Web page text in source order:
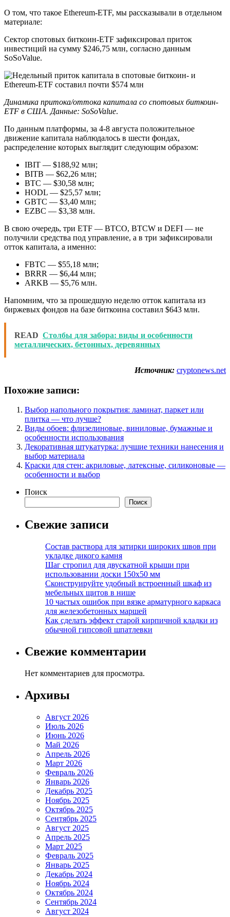
О том, что такое Ethereum-ETF, мы рассказывали в отдельном
материале:
Сектор спотовых биткоин-ETF зафиксировал приток
инвестиций на сумму $246,75 млн, согласно данным
SoSoValue.
Динамика притока/оттока капитала со спотовых биткоин-
ETF в США. Данные: SoSoValue.
По данным платформы, за 4-8 августа положительное
движение капитала наблюдалось в шести фондах,
распределение которых выглядит следующим образом:
IBIT — $188,92 млн;
BITB — $62,26 млн;
BTC — $30,58 млн;
HODL — $25,57 млн;
GBTC — $3,40 млн;
EZBC — $3,38 млн.
В свою очередь, три ETF — BTCO, BTCW и DEFI — не
получили средства под управление, а в три зафиксировали
отток капитала, а именно:
FBTC — $55,18 млн;
BRRR — $6,44 млн;
ARKB — $5,76 млн.
Напомним, что за прошедшую неделю отток капитала из
биржевых фондов на базе биткоина составил $643 млн.
READ Столбы для забора: виды и особенности
металлических, бетонных, деревянных
Источник: cryptonews.net
Похожие записи:
Выбор напольного покрытия: ламинат, паркет или
плитка — что лучше?
Виды обоев: флизелиновые, виниловые, бумажные и
особенности использования
Декоративная штукатурка: лучшие техники нанесения и
выбор материала
Краски для стен: акриловые, латексные, силиконовые —
особенности и выбор
Поиск
Поиск
Свежие записи
Состав раствора для затирки широких швов при
укладке дикого камня
Шаг стропил для двускатной крыши при
использовании доски 150х50 мм
Сконструируйте удобный встроенный шкаф из
мебельных щитов в нише
10 частых ошибок при вязке арматурного каркаса
для железобетонных маршей
Как сделать эффект старой кирпичной кладки из
обычной гипсовой шпатлевки
Свежие комментарии
Нет комментариев для просмотра.
Архивы
Август 2026
Июль 2026
Июнь 2026
Май 2026
Апрель 2026
Март 2026
Февраль 2026
Январь 2026
Декабрь 2025
Ноябрь 2025
Октябрь 2025
Сентябрь 2025
Август 2025
Апрель 2025
Март 2025
Февраль 2025
Январь 2025
Декабрь 2024
Ноябрь 2024
Октябрь 2024
Сентябрь 2024
Август 2024